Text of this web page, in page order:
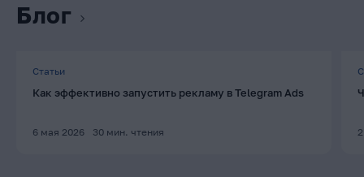
Блог
Статьи
Как эффективно запустить рекламу в Telegram Ads
6 мая 2026 30 мин. чтения